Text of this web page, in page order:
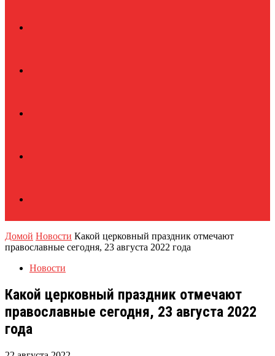
Домой Новости Какой церковный праздник отмечают
православные сегодня, 23 августа 2022 года
Новости
Какой церковный праздник отмечают
православные сегодня, 23 августа 2022
года